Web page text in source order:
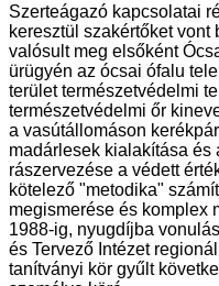
Szerteágazó kapcsolatai
keresztül szakértőket
valósult meg elsőként
ürügyén az ócsai ófalu
terület természetvédelmi
természetvédelmi őr
a vasútállomáson
madárlesek kialakítása
rászervezése a védett
kötelező "metodika"
megismerése és komplex
1988-ig, nyugdíjba
és Tervező Intézet
tanítványi kör gyűlt